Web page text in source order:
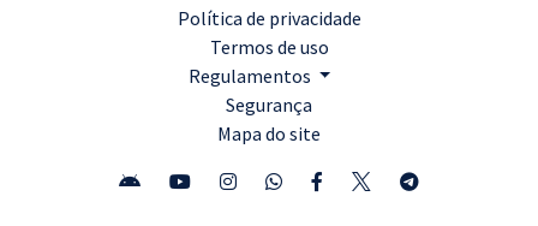
Política de privacidade
Termos de uso
Regulamentos
Segurança
Mapa do site